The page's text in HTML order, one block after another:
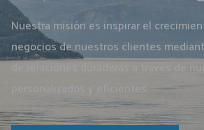
Nuestra misión es inspirar el
negocios de nuestros clientes
de relaciones duraderas a través de
personalizados y eficientes.